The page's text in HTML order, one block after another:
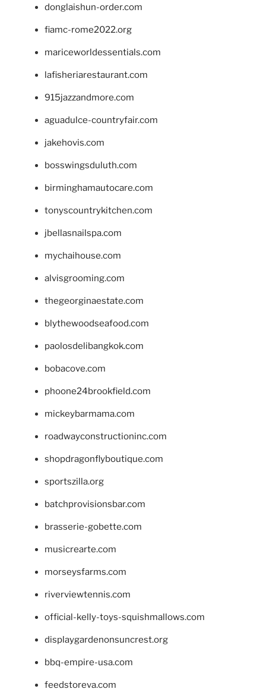
donglaishun-order.com
fiamc-rome2022.org
mariceworldessentials.com
lafisheriarestaurant.com
915jazzandmore.com
aguadulce-countryfair.com
jakehovis.com
bosswingsduluth.com
birminghamautocare.com
tonyscountrykitchen.com
jbellasnailspa.com
mychaihouse.com
alvisgrooming.com
thegeorginaestate.com
blythewoodseafood.com
paolosdelibangkok.com
bobacove.com
phoone24brookfield.com
mickeybarmama.com
roadwayconstructioninc.com
shopdragonflyboutique.com
sportszilla.org
batchprovisionsbar.com
brasserie-gobette.com
musicrearte.com
morseysfarms.com
riverviewtennis.com
official-kelly-toys-squishmallows.com
displaygardenonsuncrest.org
bbq-empire-usa.com
feedstoreva.com